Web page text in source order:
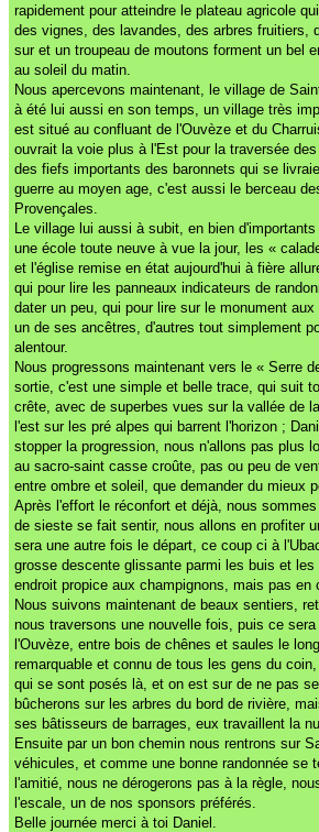
rapidement pour atteindre le plateau agricole
des vignes, des lavandes, des arbres fruitiers,
sur et un troupeau de moutons forment un bel
au soleil du matin.
Nous apercevons maintenant, le village de
à été lui aussi en son temps, un village très
est situé au confluant de l'Ouvèze et du
ouvrait la voie plus à l'Est pour la traversée
des fiefs importants des baronnets qui se
guerre au moyen age, c'est aussi le berceau
Provençales.
Le village lui aussi à subit, en bien
une école toute neuve à vue la jour, les «
et l'église remise en état aujourd'hui à fière
qui pour lire les panneaux indicateurs de
dater un peu, qui pour lire sur le monument
un de ses ancêtres, d'autres tout simplement
alentour.
Nous progressons maintenant vers le « Serre
sortie, c'est une simple et belle trace, qui suit
crête, avec de superbes vues sur la vallée de
l'est sur les pré alpes qui barrent l'horizon ;
stopper la progression, nous n'allons pas plus
au sacro-saint casse croûte, pas ou peu de
entre ombre et soleil, que demander du mieux
Après l'effort le réconfort et déjà, nous
de sieste se fait sentir, nous allons en profiter
sera une autre fois le départ, ce coup ci à
grosse descente glissante parmi les buis et
endroit propice aux champignons, mais pas en
Nous suivons maintenant de beaux sentiers,
nous traversons une nouvelle fois, puis ce
l'Ouvèze, entre bois de chênes et saules le
remarquable et connu de tous les gens du
qui se sont posés là, et on est sur de ne pas
bûcherons sur les arbres du bord de rivière,
ses bâtisseurs de barrages, eux travaillent la
Ensuite par un bon chemin nous rentrons sur
véhicules, et comme une bonne randonnée se
l'amitié, nous ne dérogerons pas à la règle,
l'escale, un de nos sponsors préférés.
Belle journée merci à toi Daniel.